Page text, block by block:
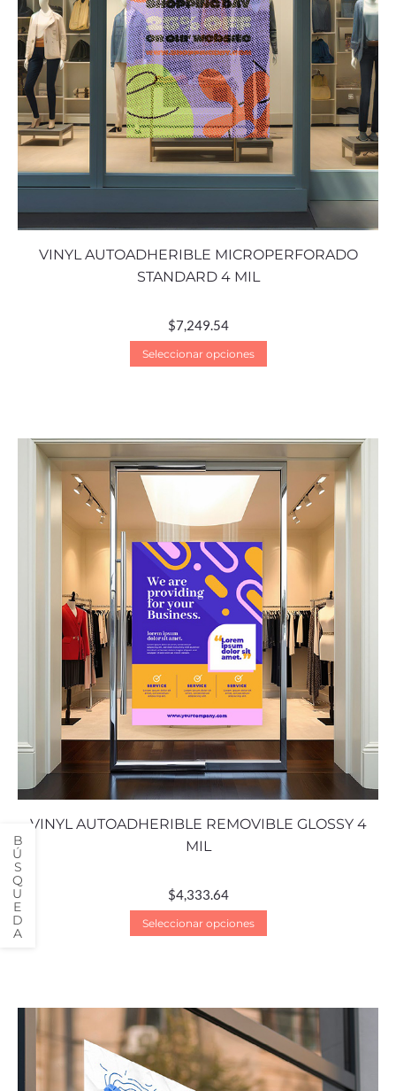
VINYL AUTOADHERIBLE MICROPERFORADO
STANDARD 4 MIL
$7,249.54
Seleccionar opciones
VINYL AUTOADHERIBLE REMOVIBLE GLOSSY 4
MIL
$4,333.64
Seleccionar opciones